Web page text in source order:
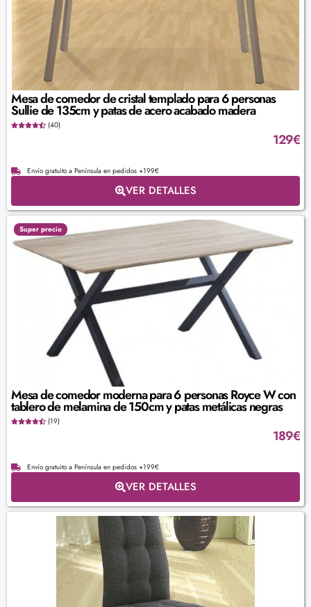
Mesa de comedor de cristal templado para 6 personas
Sullie de 135cm y patas de acero acabado madera
(40)
129€
Envío gratuito a Península en pedidos +199€
VER DETALLES
Super precio
Mesa de comedor moderna para 6 personas Royce W con
tablero de melamina de 150cm y patas metálicas negras
(19)
189€
Envío gratuito a Península en pedidos +199€
VER DETALLES